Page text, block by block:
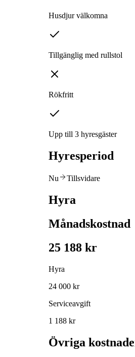
Husdjur välkomna
Tillgänglig med rullstol
Rökfritt
Upp till 3 hyresgäster
Hyresperiod
Nu Tillsvidare
Hyra
Månadskostnad
25 188 kr
Hyra
24 000 kr
Serviceavgift
1 188 kr
Övriga